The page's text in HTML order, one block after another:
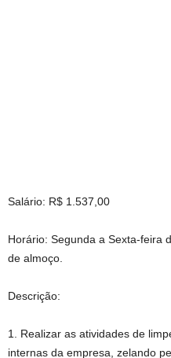
Salário: R$ 1.537,00
Horário: Segunda a Sexta-feira
de almoço.
Descrição:
1. Realizar as atividades de
internas da empresa, zelando